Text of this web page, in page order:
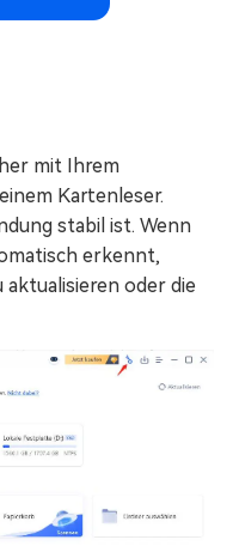
mit Ihrem
Kartenleser.
stabil ist. Wenn
erkennt,
aktualisieren oder die